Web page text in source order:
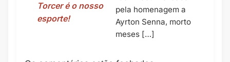
Torcer é o nosso
esporte!
pela homenagem a
Ayrton Senna, morto
meses […]